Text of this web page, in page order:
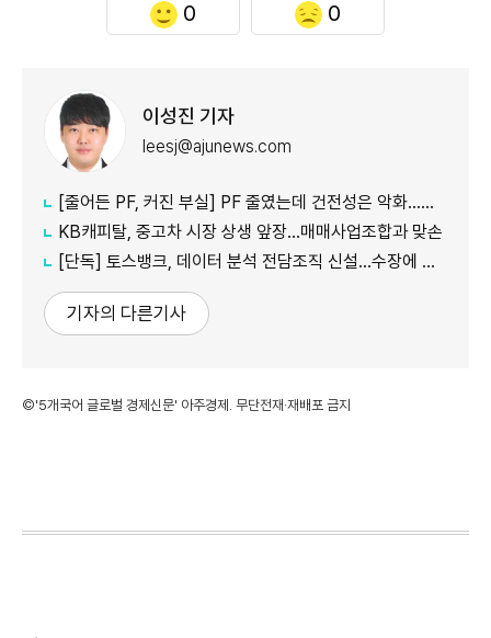
0 0
이성진 기자
leesj@ajunews.com
[줄어든 PF, 커진 부실] PF 줄였는데 건전성은 악화…저축은행·상호금융 '경고등'
KB캐피탈, 중고차 시장 상생 앞장…매매사업조합과 맞손
[단독] 토스뱅크, 데이터 분석 전담조직 신설…수장에 카카오 출신 선임
기자의 다른기사
©'5개국어 글로벌 경제신문' 아주경제. 무단전재·재배포 금지